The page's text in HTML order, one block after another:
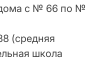
дома с № 66 по №
(средняя
школа